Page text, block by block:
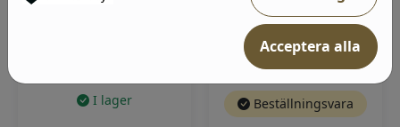
Solvej - Lyckebo
I lager
Tigers - Florin
Tapetmönster Tigers.
Mörkbrun tapet med
stora tigrar i orang...
Beställningsvara
Acceptera alla